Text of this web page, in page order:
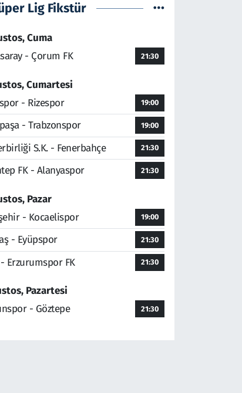
Lig Fikstür
Cuma
- Çorum FK
21:30
Cumartesi
- Rizespor
19:00
- Trabzonspor 19:00
S.K. - Fenerbahçe 21:30
FK - Alanyaspor 21:30
Pazar
- Kocaelispor
19:00
- Eyüpspor 21:30
Erzurumspor FK 21:30
Pazartesi
- Göztepe
21:30